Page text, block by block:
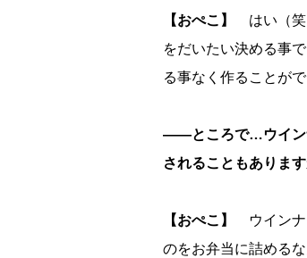
【おぺこ】
はい（笑
をだいたい決める事
る事なく作ることが
――ところで…ウイン
されることもありま
【おぺこ】
ウインナ
のをお弁当に詰める